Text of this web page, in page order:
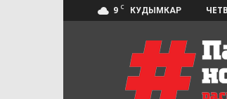
9 C КУДЫМКАР